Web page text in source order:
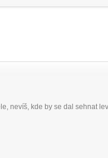
nevíš, kde by se dal sehnat